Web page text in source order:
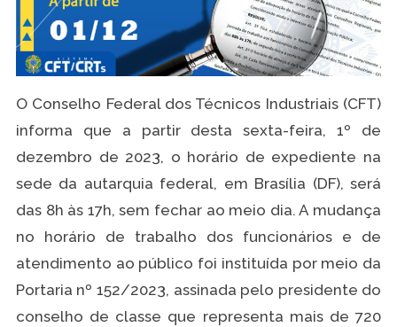
O Conselho Federal dos Técnicos Industriais (CFT)
informa que a partir desta sexta-feira, 1º de
dezembro de 2023, o horário de expediente na
sede da autarquia federal, em Brasília (DF), será
das 8h às 17h, sem fechar ao meio dia. A mudança
no horário de trabalho dos funcionários e de
atendimento ao público foi instituída por meio da
Portaria nº 152/2023, assinada pelo presidente do
conselho de classe que representa mais de 720